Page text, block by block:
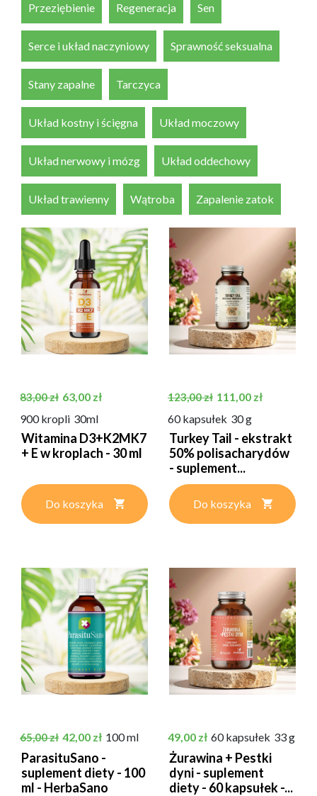
Przeziębienie Regeneracja Sen
Serce i układ naczyniowy Sprawność seksualna
Stany zapalne Tarczyca
Układ kostny i ścięgna Układ moczowy
Układ nerwowy i mózg Układ oddechowy
Układ trawienny Wątroba Zapalenie zatok
Cena podstawowa
83,00 zł Cena
63,00 zł
900 kropli 30ml
Witamina D3+K2MK7
+ E w kroplach - 30 ml
Do koszyka
Cena podstawowa
123,00 zł Cena
111,00 zł
60 kapsułek 30 g
Turkey Tail - ekstrakt
50% polisacharydów
- suplement...
Do koszyka
Cena podstawowa
65,00 zł Cena
42,00 zł 100 ml
ParasituSano -
suplement diety - 100
ml - HerbaSano
Cena
49,00 zł 60 kapsułek 33 g
Żurawina + Pestki
dyni - suplement
diety - 60 kapsułek -...